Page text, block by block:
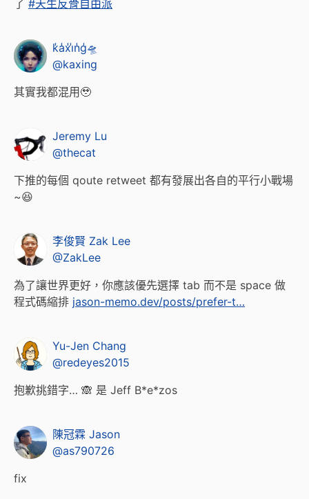
了 #天生反骨自由派
k̾a̾x̾i̾n̾g̾🛸
@kaxing
其實我都混用🥹
Jeremy Lu
@thecat
下推的每個 qoute retweet 都有發展出各自的平行小戰場
~😆
李俊賢 Zak Lee
@ZakLee
為了讓世界更好，你應該優先選擇 tab 而不是 space 做
程式碼縮排 jason-memo.dev/posts/prefer-t…
Yu-Jen Chang
@redeyes2015
抱歉挑錯字… 🙈 是 Jeff B*e*zos
陳冠霖 Jason
@as790726
fix